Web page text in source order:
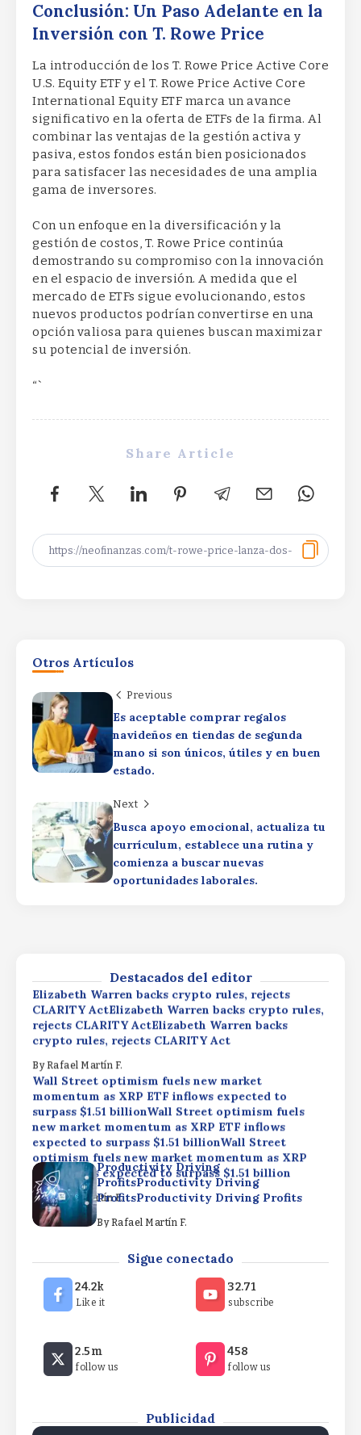
Conclusión: Un Paso Adelante en la
Inversión con T. Rowe Price
La introducción de los T. Rowe Price Active Core
U.S. Equity ETF y el T. Rowe Price Active Core
International Equity ETF marca un avance
significativo en la oferta de ETFs de la firma. Al
combinar las ventajas de la gestión activa y
pasiva, estos fondos están bien posicionados
para satisfacer las necesidades de una amplia
gama de inversores.
Con un enfoque en la diversificación y la
gestión de costos, T. Rowe Price continúa
demostrando su compromiso con la innovación
en el espacio de inversión. A medida que el
mercado de ETFs sigue evolucionando, estos
nuevos productos podrían convertirse en una
opción valiosa para quienes buscan maximizar
su potencial de inversión.
“`
Share Article
Otros Artículos
Previous
Es aceptable comprar regalos
navideños en tiendas de segunda
mano si son únicos, útiles y en buen
estado.
Next
Busca apoyo emocional, actualiza tu
currículum, establece una rutina y
comienza a buscar nuevas
oportunidades laborales.
Destacados del editor
ProfitsProductivity Driving
Elizabeth Warren backs crypto rules, rejects
CLARITY ActElizabeth Warren backs crypto rules,
rejects CLARITY ActElizabeth Warren backs
ByRafael Martín F.
Wall Street optimism fuels new market
momentum as XRP ETF inflows expected to
surpass $1.51 billionWall Street optimism fuels
new market momentum as XRP ETF inflows
expected to surpass $1.51 billionWall Street
Elizabeth Warren backs crypto rules, rejects
CLARITY ActElizabeth Warren backs crypto rules,
rejects CLARITY ActElizabeth Warren backs
crypto rules, rejects CLARITY Act
By Rafael Martín F.
Wall Street optimism fuels new market
momentum as XRP ETF inflows expected to
surpass $1.51 billionWall Street optimism fuels
new market momentum as XRP ETF inflows
expected to surpass $1.51 billionWall Street
optimism fuels new market momentum as XRP
ETF inflows expected to surpass $1.51 billion
ByRafael Martín F.
Productivity Driving
ProfitsProductivity Driving
ProfitsProductivity Driving Profits
By Rafael Martín F.
Elizabeth Warren backs crypto rules, rejects
CLARITY ActElizabeth Warren backs crypto rules,
rejects CLARITY ActElizabeth Warren backs
crypto rules, rejects CLARITY Act
Wall Street optimism fuels new market
momentum as XRP ETF inflows expected to
surpass $1.51 billionWall Street optimism fuels
optimism fuels new market momentum as XRP
ETF inflows expected to surpass $1.51 billion
Sigue conectado
24.2k
Like it
32.71
subscribe
2.5m
follow us
458
follow us
Publicidad